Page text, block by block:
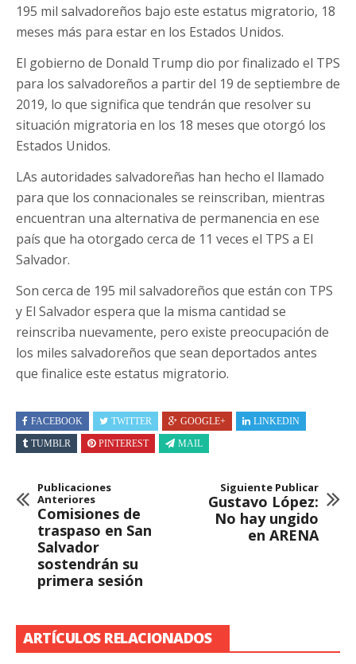
195 mil salvadoreños bajo este estatus migratorio, 18
meses más para estar en los Estados Unidos.
El gobierno de Donald Trump dio por finalizado el TPS
para los salvadoreños a partir del 19 de septiembre de
2019, lo que significa que tendrán que resolver su
situación migratoria en los 18 meses que otorgó los
Estados Unidos.
LAs autoridades salvadoreñas han hecho el llamado
para que los connacionales se reinscriban, mientras
encuentran una alternativa de permanencia en ese
país que ha otorgado cerca de 11 veces el TPS a El
Salvador.
Son cerca de 195 mil salvadoreños que están con TPS
y El Salvador espera que la misma cantidad se
reinscriba nuevamente, pero existe preocupación de
los miles salvadoreños que sean deportados antes
que finalice este estatus migratorio.
FACEBOOK TWITTER GOOGLE+
LINKEDIN
TUMBLR
PINTEREST MAIL
Publicaciones
Anteriores
Comisiones de
traspaso en San
Salvador
sostendrán su
primera sesión
Siguiente Publicar
Gustavo López:
No hay ungido
en ARENA
ARTÍCULOS RELACIONADOS